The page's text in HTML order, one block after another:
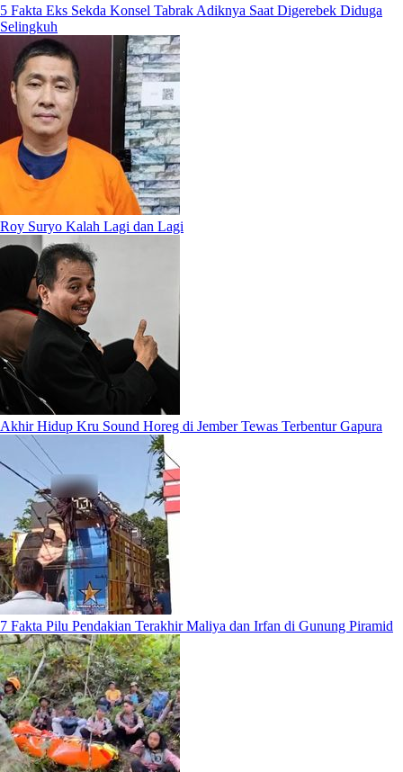
5 Fakta Eks Sekda Konsel Tabrak Adiknya Saat Digerebek Diduga
Selingkuh
Roy Suryo Kalah Lagi dan Lagi
Akhir Hidup Kru Sound Horeg di Jember Tewas Terbentur Gapura
7 Fakta Pilu Pendakian Terakhir Maliya dan Irfan di Gunung Piramid